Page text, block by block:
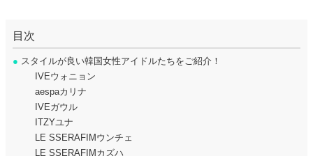
目次
● スタイルが良い韓国女性アイドルたちをご紹介！
IVEウォニョン
aespaカリナ
IVEガウル
ITZYユナ
LE SSERAFIMウンチェ
LE SSERAFIMカズハ